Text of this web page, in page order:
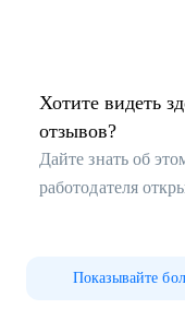
Хотите видеть
отзывов?
Дайте знать об
работодателя
Показывайте